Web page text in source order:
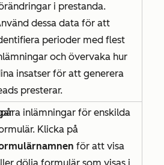
i prestanda.
dessa data för att
perioder med flest
och övervaka hur
insatser för att generera
presterar.
inlämningar för enskilda
Klicka på
för att visa